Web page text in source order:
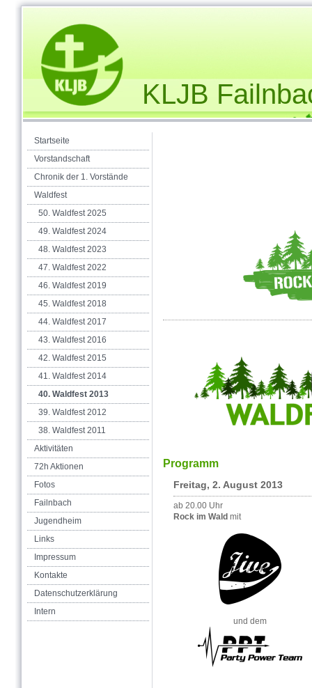
KLJB
Startseite
Vorstandschaft
Chronik der 1. Vorstände
Waldfest
50. Waldfest 2025
49. Waldfest 2024
48. Waldfest 2023
47. Waldfest 2022
46. Waldfest 2019
45. Waldfest 2018
44. Waldfest 2017
43. Waldfest 2016
42. Waldfest 2015
41. Waldfest 2014
40. Waldfest 2013
39. Waldfest 2012
38. Waldfest 2011
Aktivitäten
72h Aktionen
Fotos
Failnbach
Jugendheim
Links
Impressum
Kontakte
Datenschutzerklärung
Intern
Programm
Freitag, 2. August 2013
ab 20.00 Uhr
Rock im Wald mit
und dem